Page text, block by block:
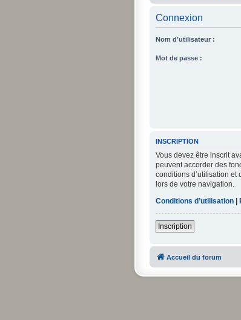
Connexion
Nom d’utilisateur :
Mot de passe :
INSCRIPTION
Vous devez être inscrit
peuvent accorder des
conditions d’utilisation
lors de votre navigation.
Conditions d’utilisation
Inscription
Accueil du forum